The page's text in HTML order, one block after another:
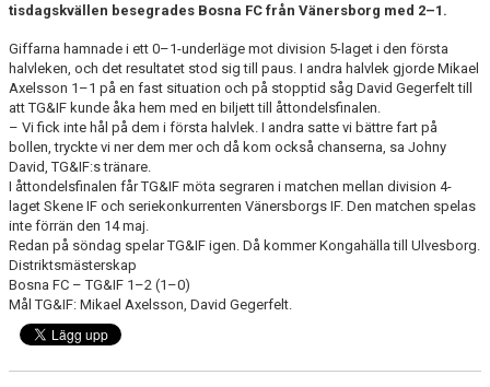
MATCHER
CUPER ARBETSBESKRIVNING
PLANSCHEMA
tisdagskvällen besegrades Bosna FC från Vänersborg med 2–1.
Giffarna hamnade i ett 0–1-underläge mot division 5-laget i den första
halvleken, och det resultatet stod sig till paus. I andra halvlek gjorde Mikael
Axelsson 1–1 på en fast situation och på stopptid såg David Gegerfelt till
att TG&IF kunde åka hem med en biljett till åttondelsfinalen.
– Vi fick inte hål på dem i första halvlek. I andra satte vi bättre fart på
bollen, tryckte vi ner dem mer och då kom också chanserna, sa Johny
David, TG&IF:s tränare.
I åttondelsfinalen får TG&IF möta segraren i matchen mellan division 4-
laget Skene IF och seriekonkurrenten Vänersborgs IF. Den matchen spelas
inte förrän den 14 maj.
Redan på söndag spelar TG&IF igen. Då kommer Kongahälla till Ulvesborg.
Distriktsmästerskap
Bosna FC – TG&IF 1–2 (1–0)
Mål TG&IF: Mikael Axelsson, David Gegerfelt.